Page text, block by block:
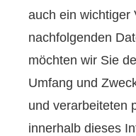
auch ein wichtiger
nachfolgenden
möchten wir Sie
Umfang und
und verarbeiteten
innerhalb dieses